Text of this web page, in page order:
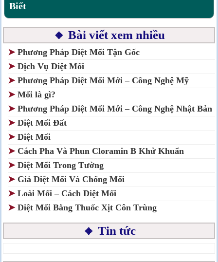
Biết
🔸 Bài viết xem nhiều
➤ Phương Pháp Diệt Mối Tận Gốc
➤ Dịch Vụ Diệt Mối
➤ Phương Pháp Diệt Mối Mới – Công Nghệ Mỹ
➤ Mối là gì?
➤ Phương Pháp Diệt Mối Mới – Công Nghệ Nhật Bản
➤ Diệt Mối Đất
➤ Diệt Mối
➤ Cách Pha Và Phun Cloramin B Khử Khuẩn
➤ Diệt Mối Trong Tường
➤ Giá Diệt Mối Và Chống Mối
➤ Loài Mối – Cách Diệt Mối
➤ Diệt Mối Bằng Thuốc Xịt Côn Trùng
🔸 Tin tức